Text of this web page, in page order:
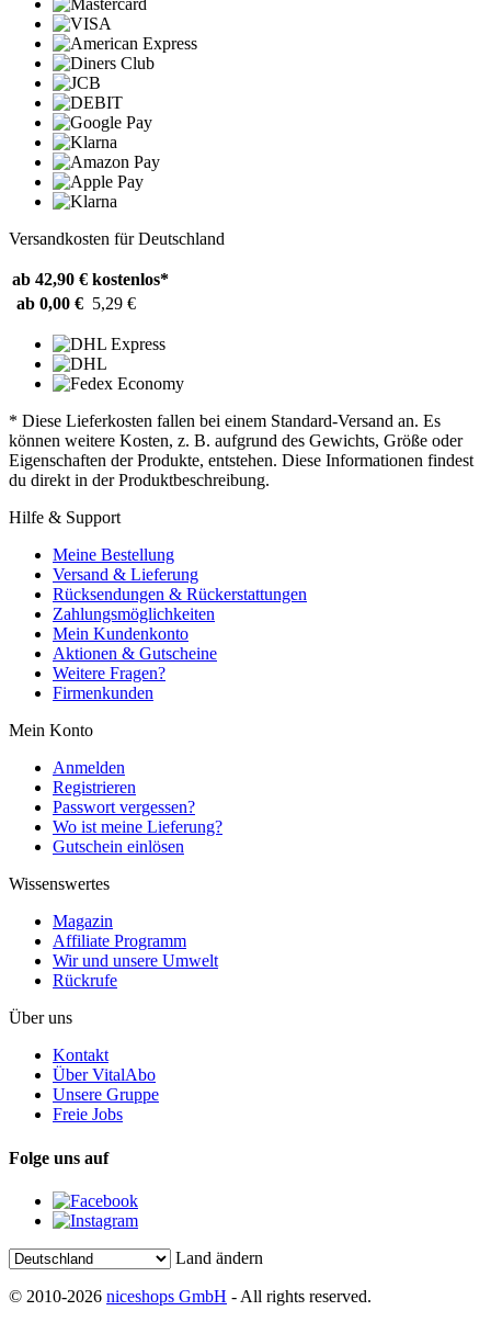
Versandkosten für Deutschland
ab 42,90 € kostenlos*
ab 0,00 € 5,29 €
* Diese Lieferkosten fallen bei einem Standard-Versand an. Es
können weitere Kosten, z. B. aufgrund des Gewichts, Größe oder
Eigenschaften der Produkte, entstehen. Diese Informationen findest
du direkt in der Produktbeschreibung.
Hilfe & Support
Meine Bestellung
Versand & Lieferung
Rücksendungen & Rückerstattungen
Zahlungsmöglichkeiten
Mein Kundenkonto
Aktionen & Gutscheine
Weitere Fragen?
Firmenkunden
Mein Konto
Anmelden
Registrieren
Passwort vergessen?
Wo ist meine Lieferung?
Gutschein einlösen
Wissenswertes
Magazin
Affiliate Programm
Wir und unsere Umwelt
Rückrufe
Über uns
Kontakt
Über VitalAbo
Unsere Gruppe
Freie Jobs
Folge uns auf
Land ändern
© 2010-2026 niceshops GmbH - All rights reserved.